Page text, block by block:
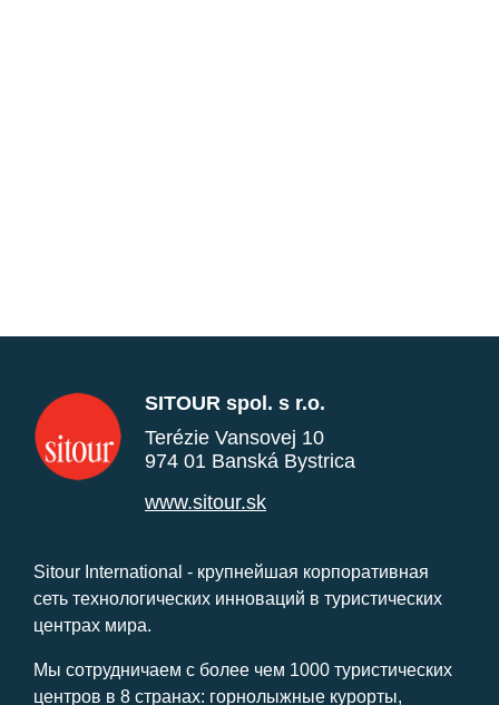
SITOUR spol. s r.o.
Terézie Vansovej 10
974 01 Banská Bystrica
www.sitour.sk
Sitour International - крупнейшая корпоративная
сеть технологических инноваций в туристических
центрах мира.
Мы сотрудничаем с более чем 1000 туристических
центров в 8 странах: горнолыжные курорты,